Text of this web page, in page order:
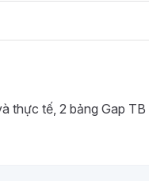
thực tế, 2 bảng Gap